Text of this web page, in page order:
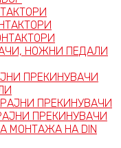
НОЖНИ ПЕДАЛИ
ПРЕКИНУВАЧИ
ПРЕКИНУВАЧИ
ПРЕКИНУВАЧИ
МОНТАЖА НА DIN